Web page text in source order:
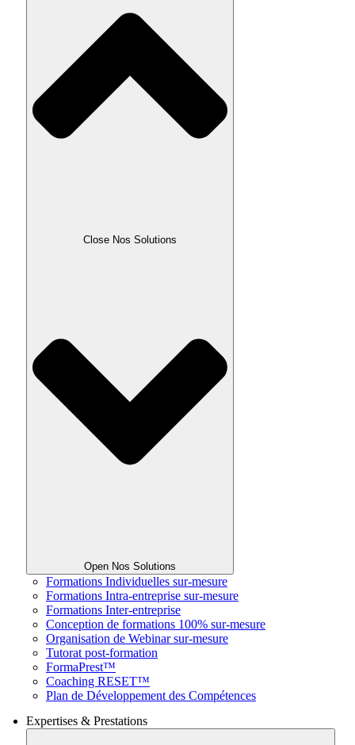
Close Nos Solutions
Open Nos Solutions
Formations Individuelles sur-mesure
Formations Intra-entreprise sur-mesure
Formations Inter-entreprise
Conception de formations 100% sur-mesure
Organisation de Webinar sur-mesure
Tutorat post-formation
FormaPrest™
Coaching RESET™
Plan de Développement des Compétences
Expertises & Prestations